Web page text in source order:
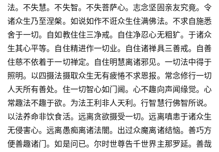
法。不失慧。不失智。不失菩萨心。志念坚固亲友究竟。令
诸众生乃至涅槃。如说如作不诳众生住满佛法。不求自施悉
舍于一切。自如教住住三净戒。自住净忍心无粗犷。于诸众
生其心平等。自住精进作一切业。自住诸禅具三善戒。自善
住慈不依着于一切禅定。自住明慧离诸邪见。一切法中得于
照明。以四摄法摄取众生无有疲惓不求恩报。常念修行一切
人天所有善处。住一切智心如门阃。心不趣向声闻缘觉。心
常趣法不趣于欲。为法王利非人天利。行智慧行佛智所说。
以法养命非饮食活。远离贪欲摄受一切。远离嗔恚于诸众生
无侵害心。远离愚痴离诸法闇。出过众魔离诸结恼。善巧方
便善趣诸门。如是问已。尔时世尊告千世界主那罗延。善哉